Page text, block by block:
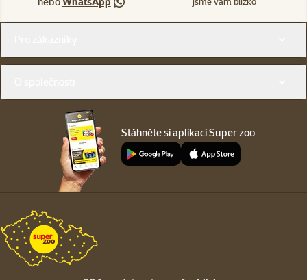
Stáhněte si aplikaci Super zoo